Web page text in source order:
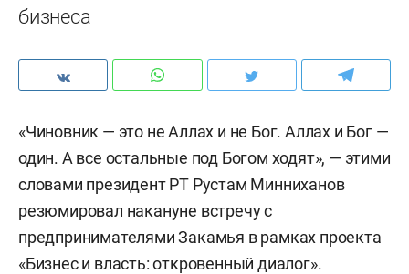
бизнеса
«Чиновник — это не Аллах и не Бог. Аллах и Бог —
один. А все остальные под Богом ходят», — этими
словами президент РТ Рустам Минниханов
резюмировал накануне встречу с
предпринимателями Закамья в рамках проекта
«Бизнес и власть: откровенный диалог».